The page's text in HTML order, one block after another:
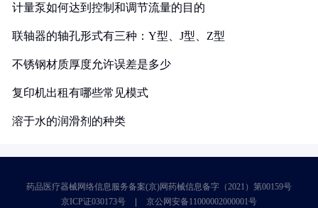
计量泵如何达到控制和调节流量的目的
联轴器的轴孔形式有三种：Y型、J型、Z型
不锈钢材质厚度允许误差是多少
复印机出租有哪些常见模式
溶于水的润滑剂的种类
药品医疗器械网络信息服务备案(京)网药械信息备字（2021）第00159号
京ICP证030173号
京公网安备11000002000001号